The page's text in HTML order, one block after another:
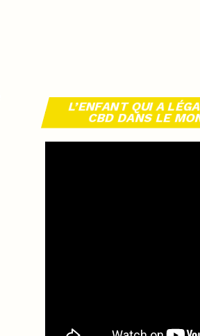
L’ENFANT QUI A
CBD DANS LE